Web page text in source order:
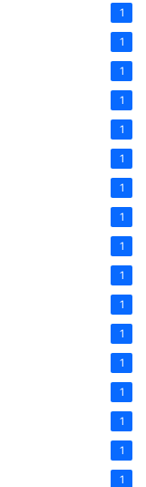
1
1
1
1
1
1
1
1
1
1
1
1
1
1
1
1
1